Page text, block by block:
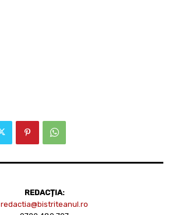
REDACȚIA:
redactia@bistriteanul.ro